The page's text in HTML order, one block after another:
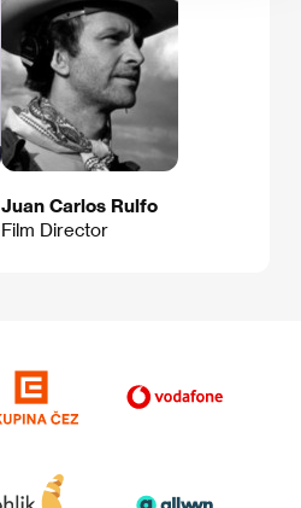
Juan Carlos Rulfo
Film Director